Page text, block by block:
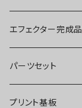
ブースター
オーバードライブ
ディストーション
エフェクター完成品
ブースター
オーバードライブ
パーツセット
ブースター
プリント基板